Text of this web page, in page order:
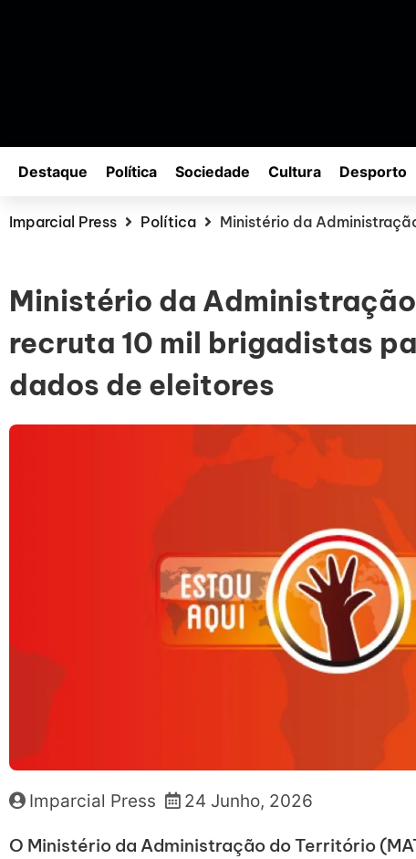
Destaque Política Sociedade Cultura Desporto
Imparcial Press Política Ministério da
Ministério da
recruta 10 mil brigadistas
dados de eleitores
Imparcial Press 24 Junho, 2026
O Ministério da Administração do Território